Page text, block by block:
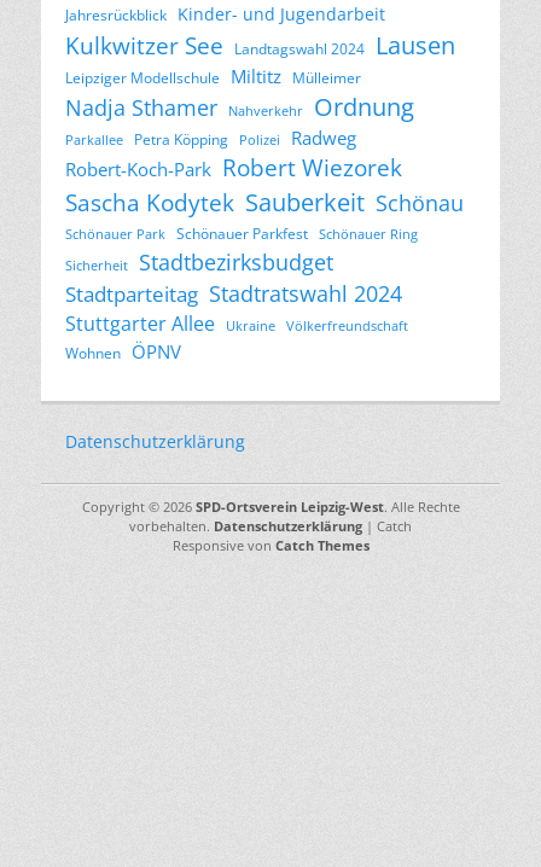
Jahresrückblick Kinder- und Jugendarbeit
Kulkwitzer See Landtagswahl 2024 Lausen
Leipziger Modellschule Miltitz Mülleimer
Nadja Sthamer Nahverkehr Ordnung
Parkallee Petra Köpping Polizei
Radweg
Robert-Koch-Park Robert Wiezorek
Sascha Kodytek Sauberkeit Schönau
Schönauer Park Schönauer Parkfest
Schönauer Ring
Sicherheit
Stadtbezirksbudget
Stadtparteitag Stadtratswahl 2024
Stuttgarter Allee Ukraine Völkerfreundschaft
Wohnen ÖPNV
Datenschutzerklärung
Copyright © 2026 SPD-Ortsverein Leipzig-West. Alle Rechte
vorbehalten. Datenschutzerklärung | Catch
Responsive von Catch Themes